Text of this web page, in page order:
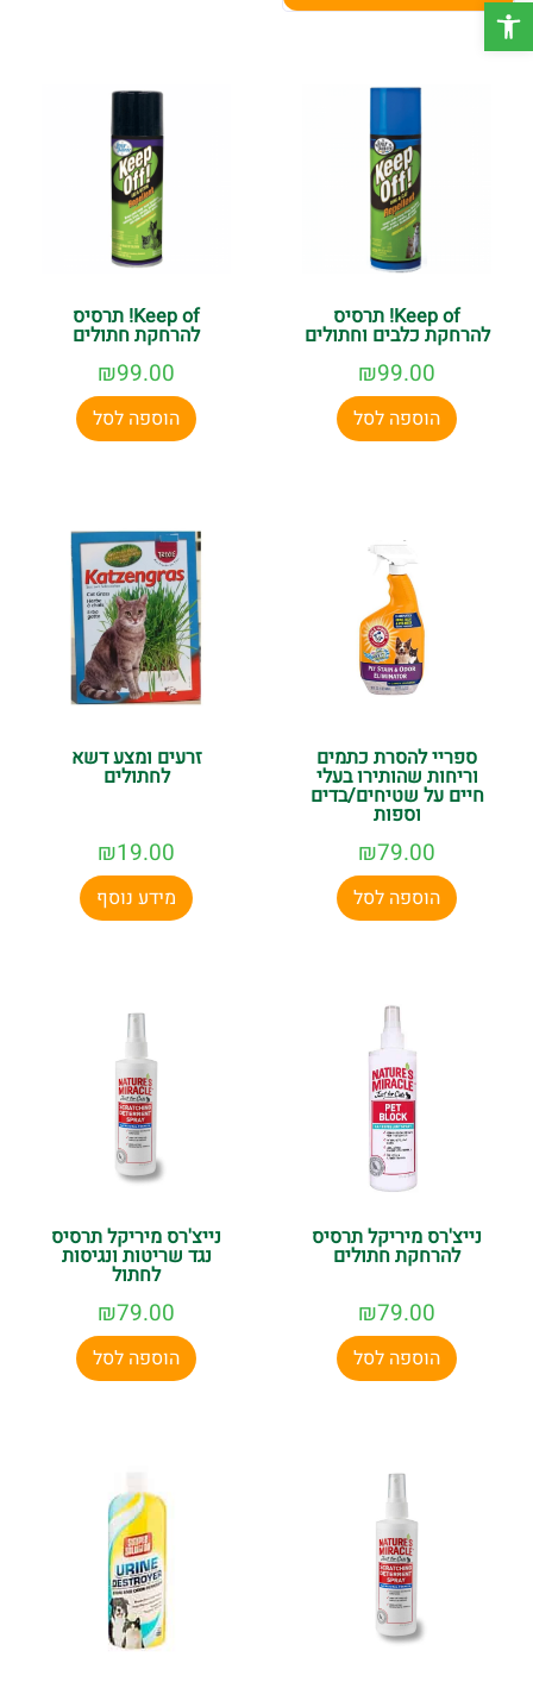
פתח סרגל נגישותמרחיק חתולים לבית ולגינה
לחתול שלכם ללמוד הרגלים חדשים בצורה נעימה ובטוחה.
פתרונות בטיחותיים ונוחים
– מוצרים שמותאמים במיוחד
לצרכי החתול ולנוחות שלכם.
✔ משלוחים חינם בקנייה מעל 150 ₪ ✔ ייעוץ מקצועי והתאמת
מוצרים לצרכים שלכם.
✔ שירות מהיר ומקצועי – חייגו *6897 ונשמח לעזור!
Keep of! תרסיס
להרחקת כלבים וחתולים
₪99.00
הוספה לסל
Keep of! תרסיס
להרחקת חתולים
₪99.00
הוספה לסל
ספריי להסרת כתמים
וריחות שהותירו בעלי
חיים על שטיחים/בדים
וספות
₪79.00
הוספה לסל
זרעים ומצע דשא
לחתולים
₪19.00
מידע נוסף
נייצ'רס מיריקל תרסיס
להרחקת חתולים
₪79.00
הוספה לסל
נייצ'רס מיריקל תרסיס
נגד שריטות ונגיסות
לחתול
₪79.00
הוספה לסל